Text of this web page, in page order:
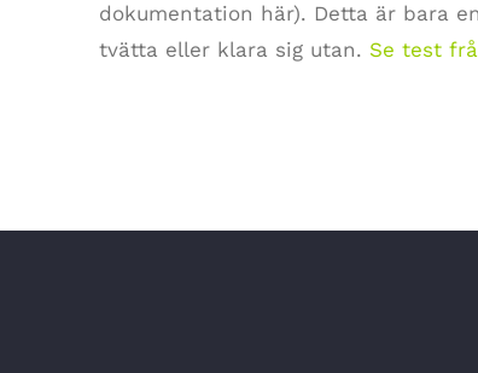
dokumentation här). Detta är bara
tvätta eller klara sig utan. Se test